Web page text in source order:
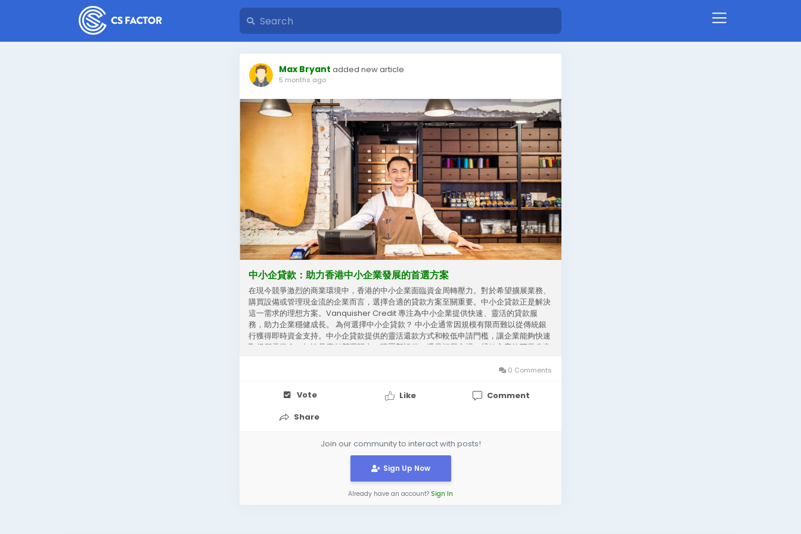
Max Bryant added new article
5 months ago
中小企貸款：助力香港中小企業發展的首選方案
在現今競爭激烈的商業環境中，香港的中小企業面臨資金周轉壓力。對於希望擴展業務、
購買設備或管理現金流的企業而言，選擇合適的貸款方案至關重要。中小企貸款正是解決
這一需求的理想方案。Vanquisher Credit 專注為中小企業提供快速、靈活的貸款服
務，助力企業穩健成長。 為何選擇中小企貸款？ 中小企通常因規模有限而難以從傳統銀
行獲得即時資金支持。中小企貸款提供的靈活還款方式和較低申請門檻，讓企業能夠快速
取得所需資金。無論是應付營運開支、購置新設備，還是拓展市場，貸款方案均可量身定
0 Comments
Vote Like
Comment
Share
Join our community to interact with posts!
Sign Up Now
Already have an account? Sign In